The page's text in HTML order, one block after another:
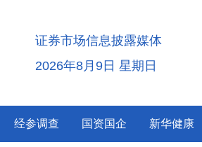
证券市场信息披露媒体
2026年8月9日 星期日
经参调查 国资国企 新华健康